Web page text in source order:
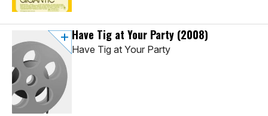
Have Tig at Your Party (2008)
Have Tig at Your Party